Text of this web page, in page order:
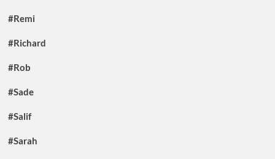
#Remi
#Richard
#Rob
#Sade
#Salif
#Sarah